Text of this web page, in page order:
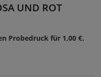
UND ROT
Probedruck für 1,00 €.